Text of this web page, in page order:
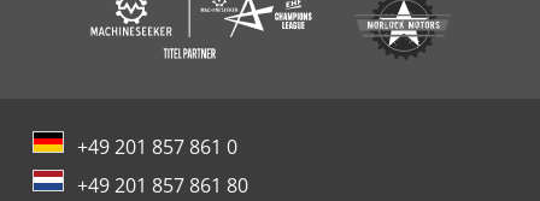
+49 201 857 861 0
+49 201 857 861 80